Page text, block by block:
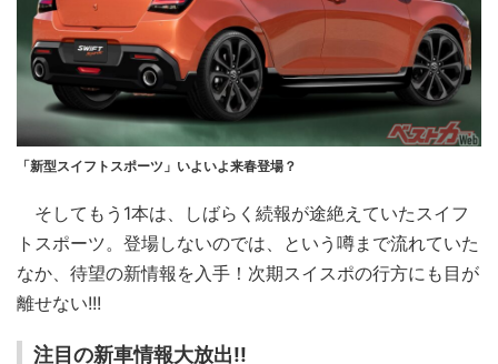
「新型スイフトスポーツ」いよいよ来春登場？
そしてもう1本は、しばらく続報が途絶えていたスイフ
トスポーツ。登場しないのでは、という噂まで流れていた
なか、待望の新情報を入手！次期スイスポの行方にも目が
離せない!!!
注目の新車情報大放出!!